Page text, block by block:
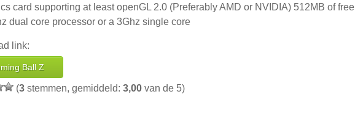
card supporting at least openGL 2.0 (Preferably AMD or NVIDIA) 512MB of free
dual core processor or a 3Ghz single core
link:
Ball Z
(3 stemmen, gemiddeld: 3,00 van de 5)